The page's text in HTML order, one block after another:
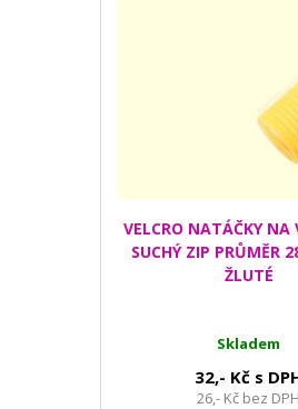
VELCRO NATÁČKY NA
SUCHÝ ZIP PRŮMĚR
ŽLUTÉ
Skladem
32,- Kč s
26,- Kč bez DPH